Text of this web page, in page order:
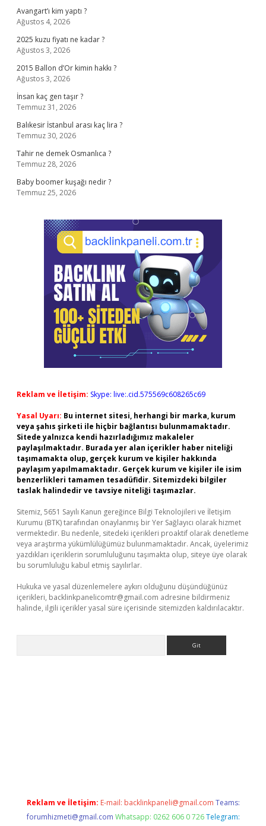
Avangart’ı kim yaptı ?
Ağustos 4, 2026
2025 kuzu fiyatı ne kadar ?
Ağustos 3, 2026
2015 Ballon d’Or kimin hakkı ?
Ağustos 3, 2026
İnsan kaç gen taşır ?
Temmuz 31, 2026
Balıkesir İstanbul arası kaç lira ?
Temmuz 30, 2026
Tahir ne demek Osmanlıca ?
Temmuz 28, 2026
Baby boomer kuşağı nedir ?
Temmuz 25, 2026
Reklam ve İletişim: Skype: live:.cid.575569c608265c69
Yasal Uyarı: Bu internet sitesi, herhangi bir marka, kurum
veya şahıs şirketi ile hiçbir bağlantısı bulunmamaktadır.
Sitede yalnızca kendi hazırladığımız makaleler
paylaşılmaktadır. Burada yer alan içerikler haber niteliği
taşımamakta olup, gerçek kurum ve kişiler hakkında
paylaşım yapılmamaktadır. Gerçek kurum ve kişiler ile isim
benzerlikleri tamamen tesadüfidir. Sitemizdeki bilgiler
taslak halindedir ve tavsiye niteliği taşımazlar.
Sitemiz, 5651 Sayılı Kanun gereğince Bilgi Teknolojileri ve İletişim
Kurumu (BTK) tarafından onaylanmış bir Yer Sağlayıcı olarak hizmet
vermektedir. Bu nedenle, sitedeki içerikleri proaktif olarak denetleme
veya araştırma yükümlülüğümüz bulunmamaktadır. Ancak, üyelerimiz
yazdıkları içeriklerin sorumluluğunu taşımakta olup, siteye üye olarak
bu sorumluluğu kabul etmiş sayılırlar.
Hukuka ve yasal düzenlemelere aykırı olduğunu düşündüğünüz
içerikleri, backlinkpanelicomtr@gmail.com adresine bildirmeniz
halinde, ilgili içerikler yasal süre içerisinde sitemizden kaldırılacaktır.
Reklam ve İletişim: E-mail: backlinkpaneli@gmail.com Teams:
forumhizmeti@gmail.com Whatsapp: 0262 606 0 726 Telegram: